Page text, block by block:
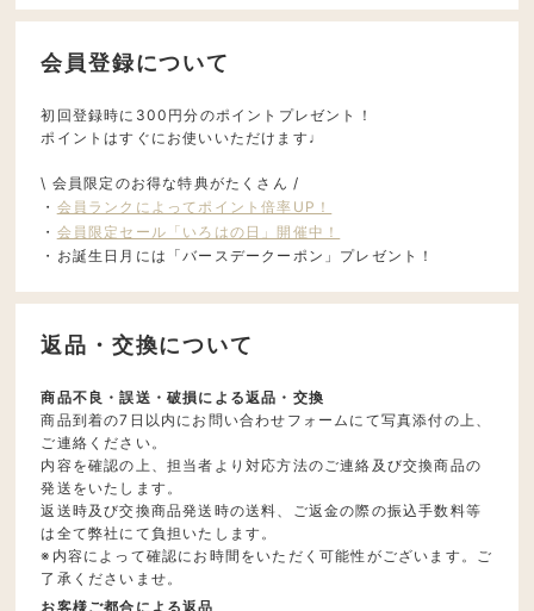
会員登録について
初回登録時に300円分のポイントプレゼント！
ポイントはすぐにお使いいただけます♩
\ 会員限定のお得な特典がたくさん /
・ 会員ランクによってポイント倍率UP！
・ 会員限定セール「いろはの日」開催中！
・お誕生日月には「バースデークーポン」プレゼント！
返品・交換について
商品不良・誤送・破損による返品・交換
商品到着の7日以内にお問い合わせフォームにて写真添付の上、
ご連絡ください。
内容を確認の上、担当者より対応方法のご連絡及び交換商品の
発送をいたします。
返送時及び交換商品発送時の送料、ご返金の際の振込手数料等
は全て弊社にて負担いたします。
※内容によって確認にお時間をいただく可能性がございます。ご
了承くださいませ。
お客様ご都合による返品